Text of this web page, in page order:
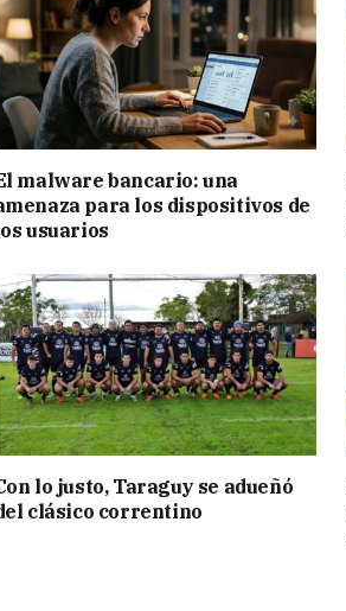
malware bancario: una
para los dispositivos de
usuarios
lo justo, Taraguy se adueñó
clásico correntino